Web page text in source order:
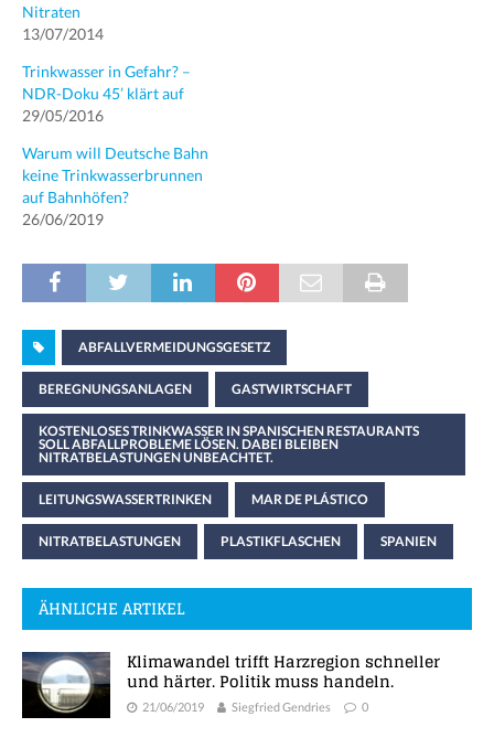
Nitraten
13/07/2014
Trinkwasser in Gefahr? –
NDR-Doku 45’ klärt auf
29/05/2016
Warum will Deutsche Bahn
keine Trinkwasserbrunnen
auf Bahnhöfen?
26/06/2019
ABFALLVERMEIDUNGSGESETZ
BEREGNUNGSANLAGEN GASTWIRTSCHAFT
KOSTENLOSES TRINKWASSER IN SPANISCHEN RESTAURANTS
SOLL ABFALLPROBLEME LÖSEN. DABEI BLEIBEN
NITRATBELASTUNGEN UNBEACHTET.
LEITUNGSWASSERTRINKEN MAR DE PLÁSTICO
NITRATBELASTUNGEN PLASTIKFLASCHEN SPANIEN
ÄHNLICHE ARTIKEL
Klimawandel trifft Harzregion schneller
und härter. Politik muss handeln.
21/06/2019 Siegfried Gendries 0